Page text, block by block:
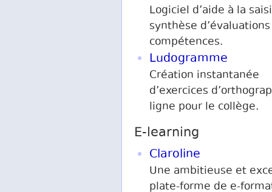
Logiciel d’aide à la
synthèse
compétences.
Ludogramme
Création instantanée
d’exercices
ligne pour le collège.
E-learning
Claroline
Une ambitieuse et
plate-forme de e-